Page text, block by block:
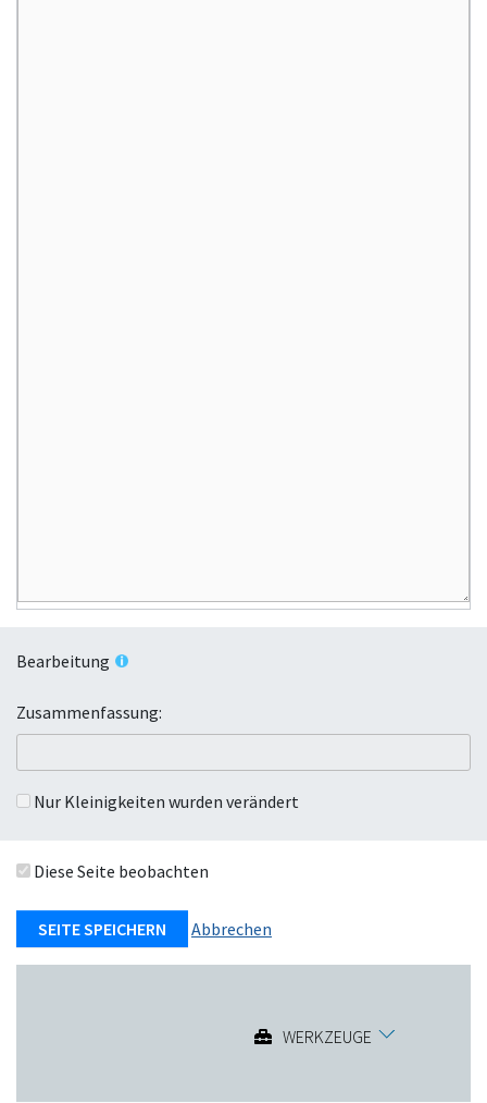
Bearbeitung
Zusammenfassung:
Nur Kleinigkeiten wurden verändert
Diese Seite beobachten
Abbrechen
WERKZEUGE